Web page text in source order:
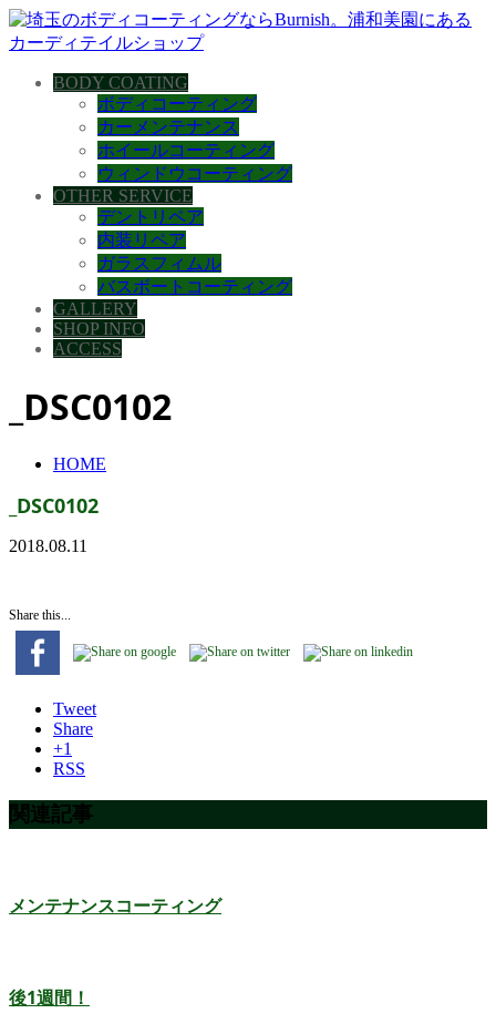
BODY COATING
ボディコーティング
カーメンテナンス
ホイールコーティング
ウィンドウコーティング
OTHER SERVICE
デントリペア
内装リペア
ガラスフィムル
バスボートコーティング
GALLERY
SHOP INFO
ACCESS
_DSC0102
HOME
_DSC0102
2018.08.11
Share this...
Tweet
Share
+1
RSS
関連記事
メンテナンスコーティング
後1週間！